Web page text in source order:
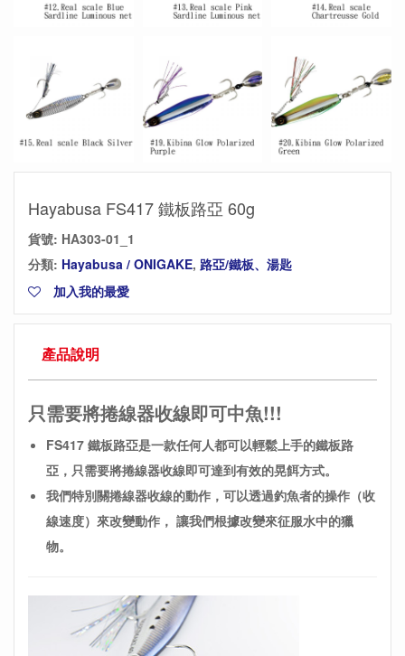
Hayabusa FS417 鐵板路亞 60g
貨號: HA303-01_1
分類: Hayabusa / ONIGAKE, 路亞/鐵板、湯匙
加入我的最愛
產品說明
只需要將捲線器收線即可中魚!!!
FS417 鐵板路亞是一款任何人都可以輕鬆上手的鐵板路
亞，只需要將捲線器收線即可達到有效的晃餌方式。
我們特別關捲線器收線的動作，可以透過釣魚者的操作（收
線速度）來改變動作， 讓我們根據改變來征服水中的獵
物。